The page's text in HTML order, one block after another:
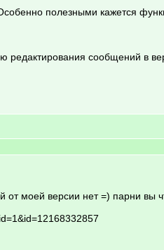
полезными кажется
редактирования сообщений в
от моей версии нет =) парни